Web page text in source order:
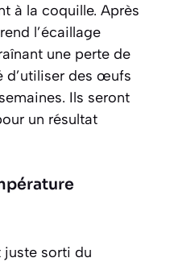
à la coquille. Après
l’écaillage
une perte de
d’utiliser des œufs
. Ils seront
un résultat
sorti du